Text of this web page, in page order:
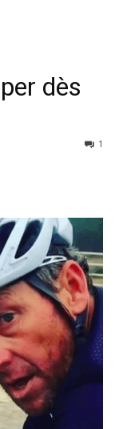
dès
1